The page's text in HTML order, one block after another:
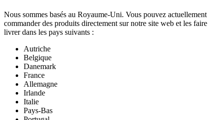
Nous sommes basés au Royaume-Uni. Vous pouvez actuellement
commander des produits directement sur notre site web et les faire
livrer dans les pays suivants :
Autriche
Belgique
Danemark
France
Allemagne
Irlande
Italie
Pays-Bas